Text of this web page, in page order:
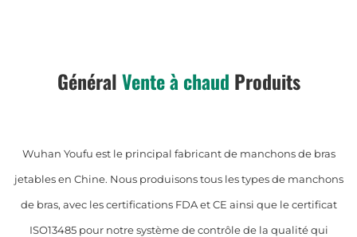
GénéralVente à chaud Produits
Wuhan Youfu est le principal fabricant de manchons de bras
jetables en Chine. Nous produisons tous les types de manchons
de bras, avec les certifications FDA et CE ainsi que le certificat
ISO13485 pour notre système de contrôle de la qualité qui